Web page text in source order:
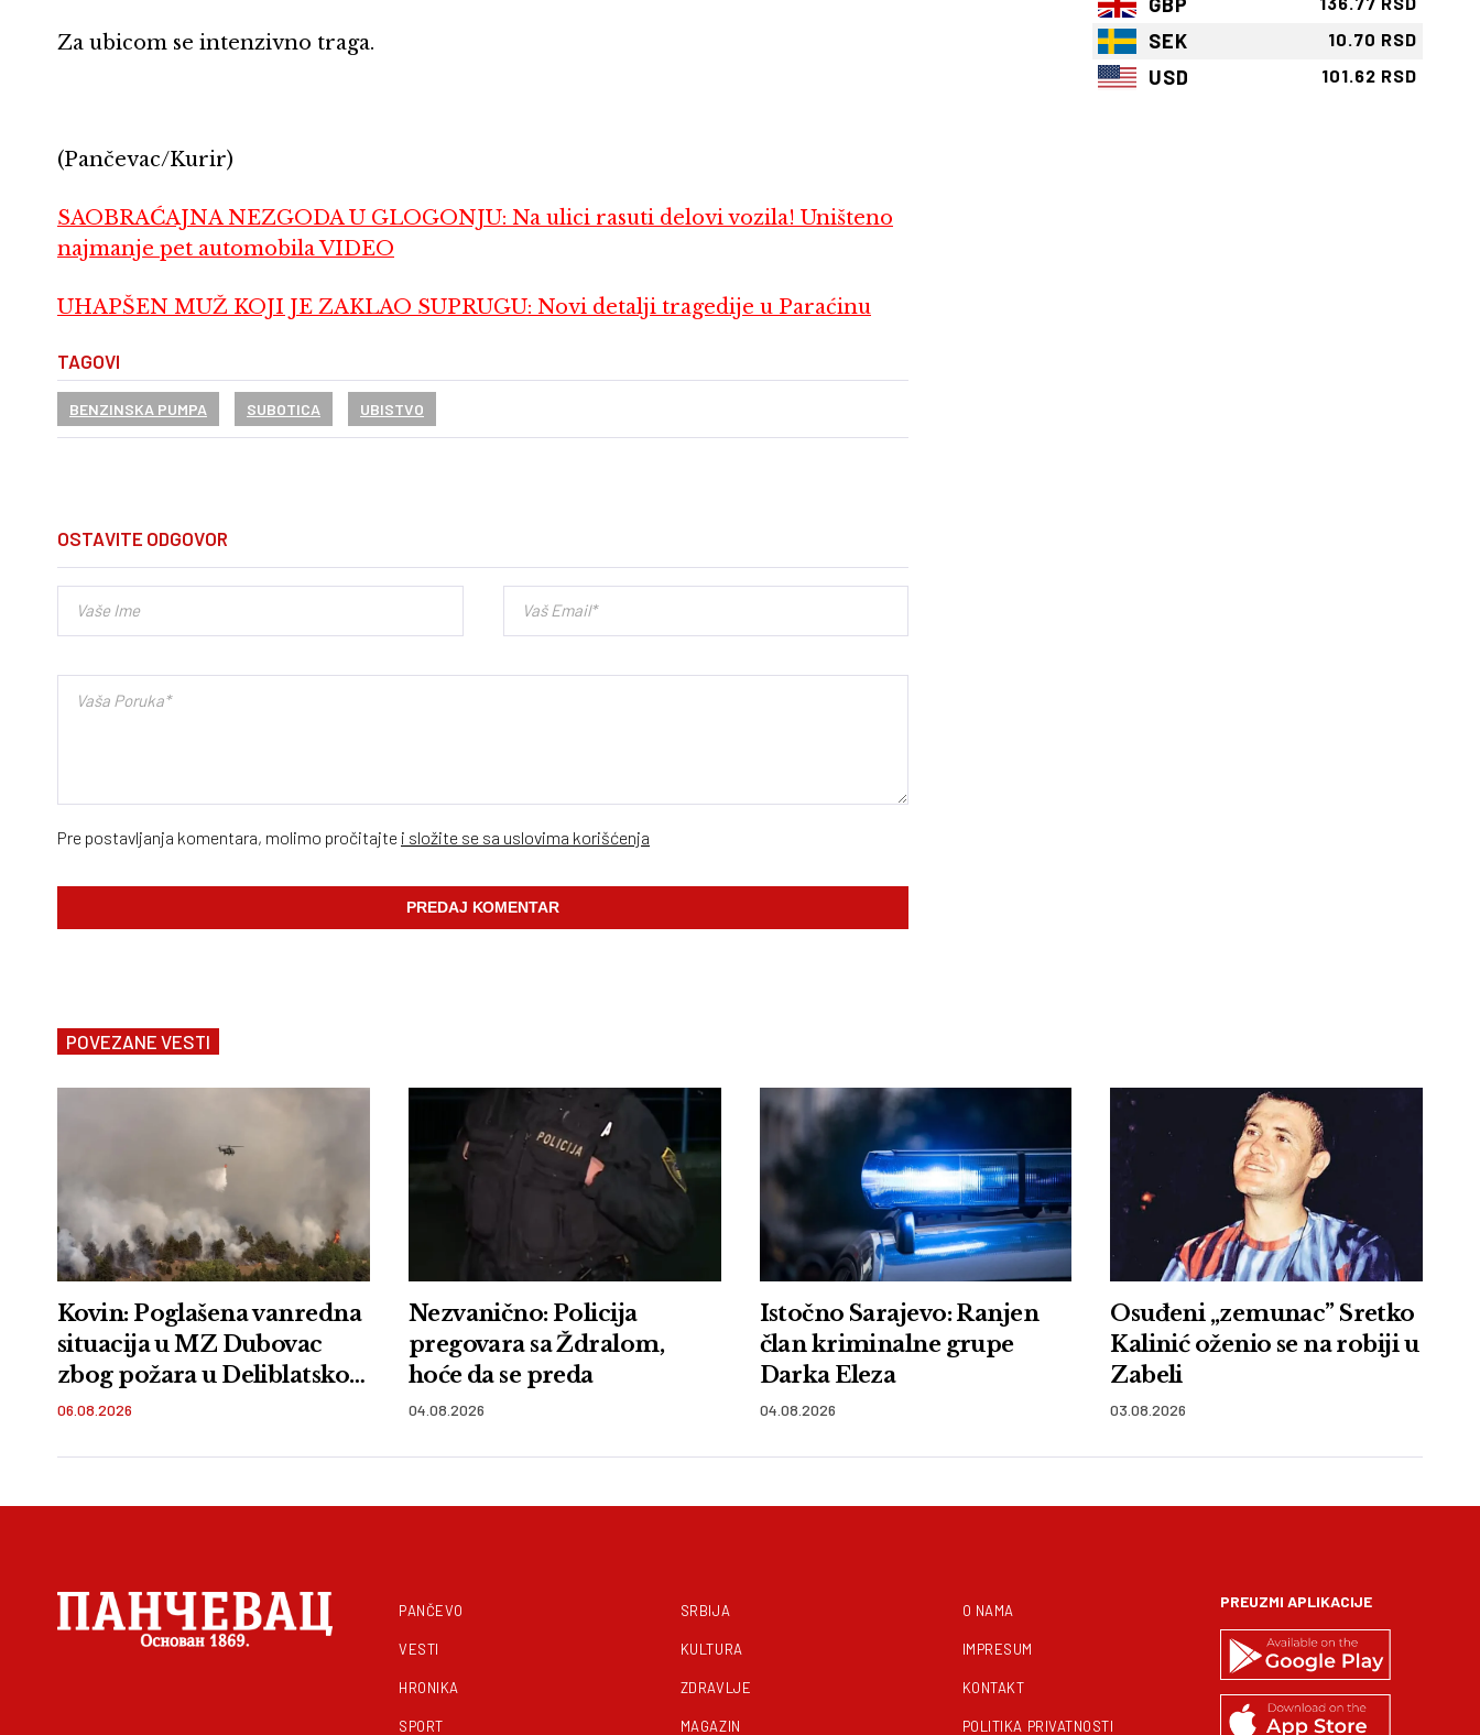
Za ubicom se intenzivno traga.
(Pančevac/Kurir)
SAOBRAĆAJNA NEZGODA U GLOGONJU: Na ulici rasuti delovi vozila! Uništeno
najmanje pet automobila VIDEO
UHAPŠEN MUŽ KOJI JE ZAKLAO SUPRUGU: Novi detalji tragedije u Paraćinu
TAGOVI
BENZINSKA PUMPA SUBOTICA UBISTVO
OSTAVITE ODGOVOR
Pre postavljanja komentara, molimo pročitajte i složite se sa uslovima korišćenja
SEK 10.70 RSD
USD 101.62 RSD
POVEZANE VESTI
Kovin: Poglašena vanredna
situacija u MZ Dubovac
zbog požara u Deliblatskoj
peščari
06.08.2026
Nezvanično: Policija
pregovara sa Ždralom,
hoće da se preda
04.08.2026
Istočno Sarajevo: Ranjen
član kriminalne grupe
Darka Eleza
04.08.2026
Osuđeni „zemunac” Sretko
Kalinić oženio se na robiji u
Zabeli
03.08.2026
PANČEVO
VESTI
HRONIKA
SPORT
SRBIJA
KULTURA
ZDRAVLJE
MAGAZIN
O NAMA
IMPRESUM
KONTAKT
POLITIKA PRIVATNOSTI
PREUZMI APLIKACIJE